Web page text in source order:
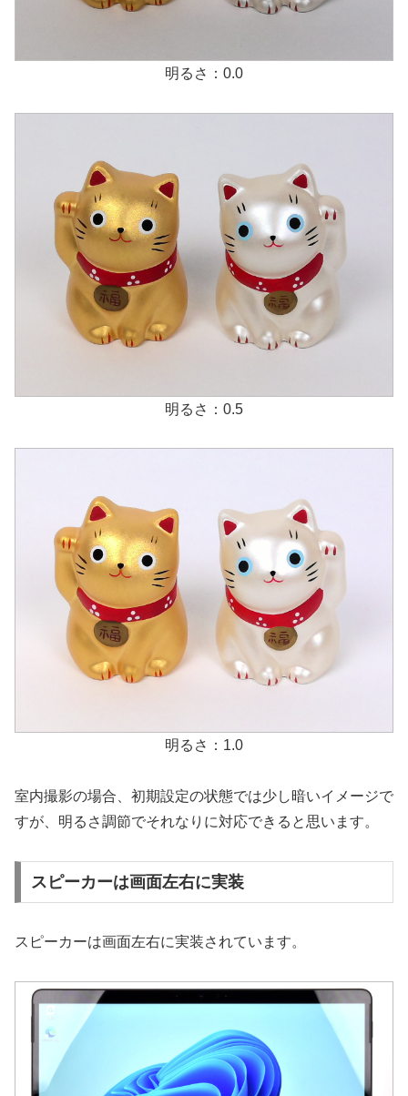
明るさ：0.0
明るさ：0.5
明るさ：1.0
室内撮影の場合、初期設定の状態では少し暗いイメージで
すが、明るさ調節でそれなりに対応できると思います。
スピーカーは画面左右に実装
スピーカーは画面左右に実装されています。